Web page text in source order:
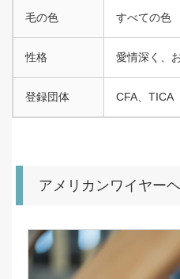
毛の色 すべての色
性格 愛情深く、
登録団体 CFA、TICA
アメリカンワイヤー